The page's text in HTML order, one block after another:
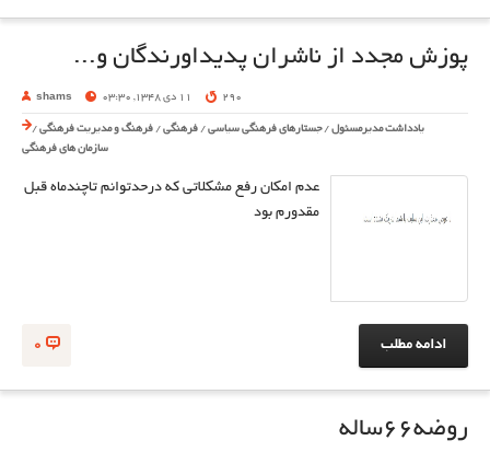
پوزش مجدد از ناشران پدیداورندگان و...
shams 11 دی 1348, 03:30 290
یادداشت مدیرمسئول /جستارهای فرهنگی سیاسی / فرهنگی / فرهنگ و مدیریت فرهنگی /
سازمان های فرهنگی
عدم امکان رفع مشکلاتی که درحدتوانم تاچندماه قبل
مقدورم بود
0 ادامه مطلب
روضه66ساله